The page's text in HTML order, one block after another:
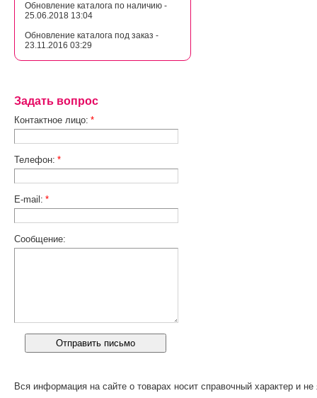
Обновление каталога по наличию -
25.06.2018 13:04
Обновление каталога под заказ -
23.11.2016 03:29
Задать вопрос
Контактное лицо: *
Телефон: *
E-mail: *
Сообщение:
Вся информация на сайте о товарах носит справочный характер и